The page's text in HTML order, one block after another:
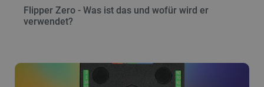
Flipper Zero - Was ist das und wofür wird er
verwendet?